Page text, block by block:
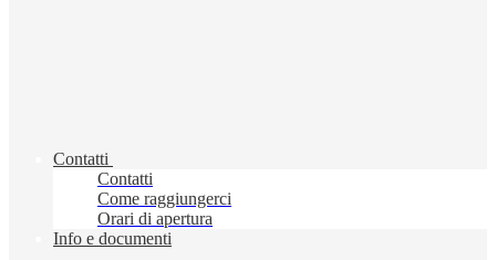
Contatti
Contatti
Come raggiungerci
Orari di apertura
Info e documenti